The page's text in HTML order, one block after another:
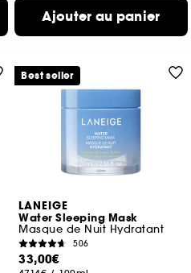
Ajouter au panier
LANEIGE
Water Sleeping Mask
Masque de Nuit Hydratant
506
33,00€
Best seller